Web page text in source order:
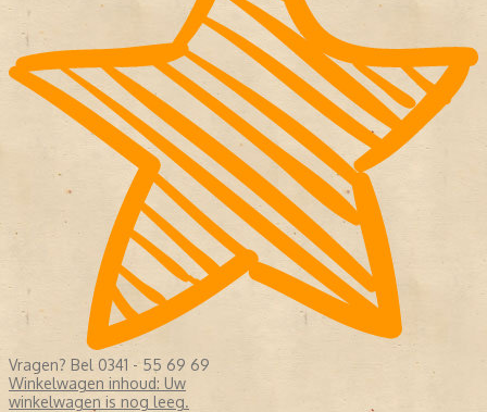
Vragen? Bel 0341 - 55 69 69
Winkelwagen inhoud: Uw
winkelwagen is nog leeg.